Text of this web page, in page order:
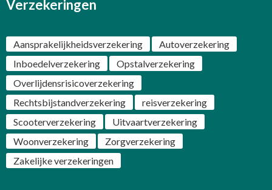
Verzekeringen
Aansprakelijkheidsverzekering
Autoverzekering
Inboedelverzekering
Opstalverzekering
Overlijdensrisicoverzekering
Rechtsbijstandverzekering
reisverzekering
Scooterverzekering
Uitvaartverzekering
Woonverzekering
Zorgverzekering
Zakelijke verzekeringen